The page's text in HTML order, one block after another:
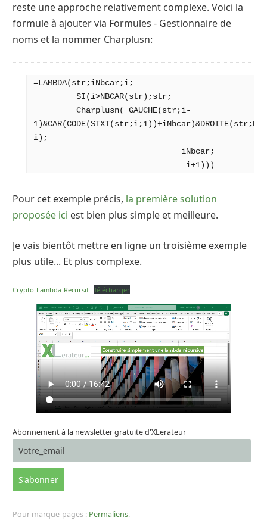
reste une approche relativement complexe. Voici la
formule à ajouter via Formules - Gestionnaire de
noms et la nommer Charplusn:
=LAMBDA(str;iNbcar;i;
i);
                                i+1)))
Pour cet exemple précis, la première solution
proposée ici est bien plus simple et meilleure.
Je vais bientôt mettre en ligne un troisième exemple
plus utile... Et plus complexe.
Crypto-Lambda-Recursif Télécharger
Abonnement à la newsletter gratuite d'XLerateur
Pour marque-pages : Permaliens.